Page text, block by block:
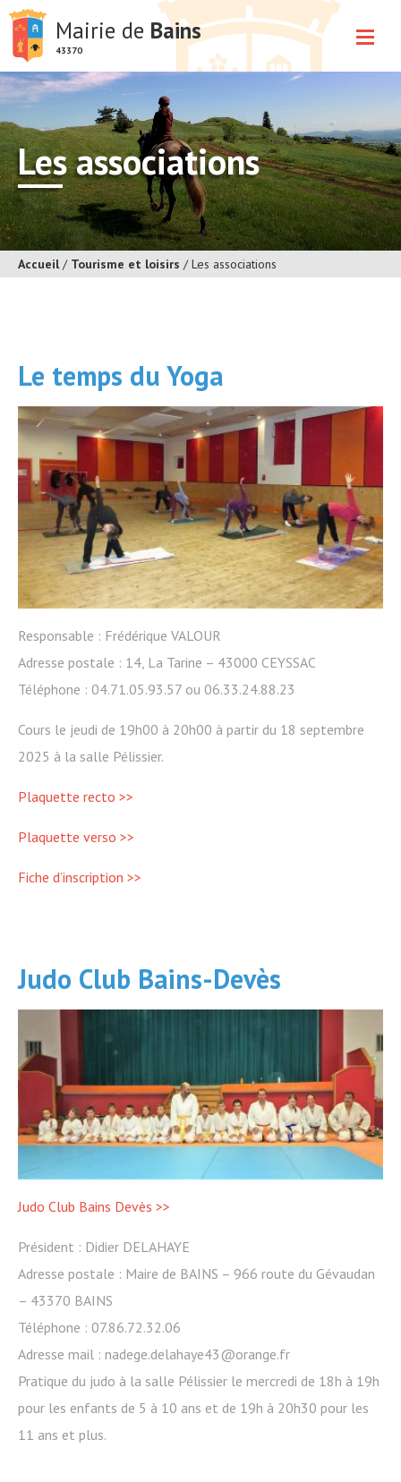
Mairie de Bains
43370
Les associations
Accueil/ Tourisme et loisirs /Les associations
Le temps du Yoga
Responsable : Frédérique VALOUR
Adresse postale : 14, La Tarine – 43000 CEYSSAC
Téléphone : 04.71.05.93.57 ou 06.33.24.88.23
Cours le jeudi de 19h00 à 20h00 à partir du 18 septembre
2025 à la salle Pélissier.
Plaquette recto >>
Plaquette verso >>
Fiche d’inscription >>
Judo Club Bains-Devès
Judo Club Bains Devès >>
Président : Didier DELAHAYE
Adresse postale : Maire de BAINS – 966 route du Gévaudan
– 43370 BAINS
Téléphone : 07.86.72.32.06
Adresse mail : nadege.delahaye43@orange.fr
Pratique du judo à la salle Pélissier le mercredi de 18h à 19h
pour les enfants de 5 à 10 ans et de 19h à 20h30 pour les
11 ans et plus.